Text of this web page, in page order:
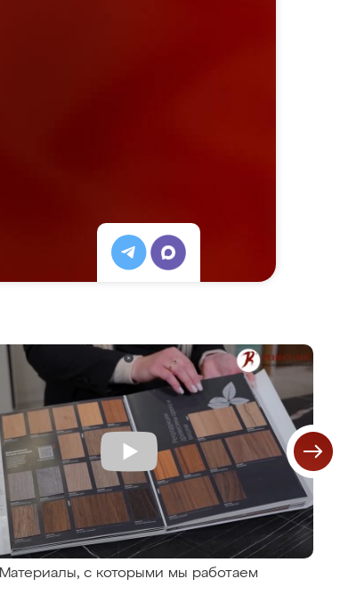
Материалы, с которыми мы работаем